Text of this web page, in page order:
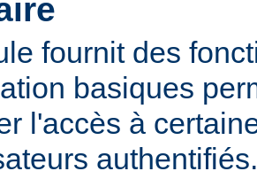
fournit des
basiques
l'accès à